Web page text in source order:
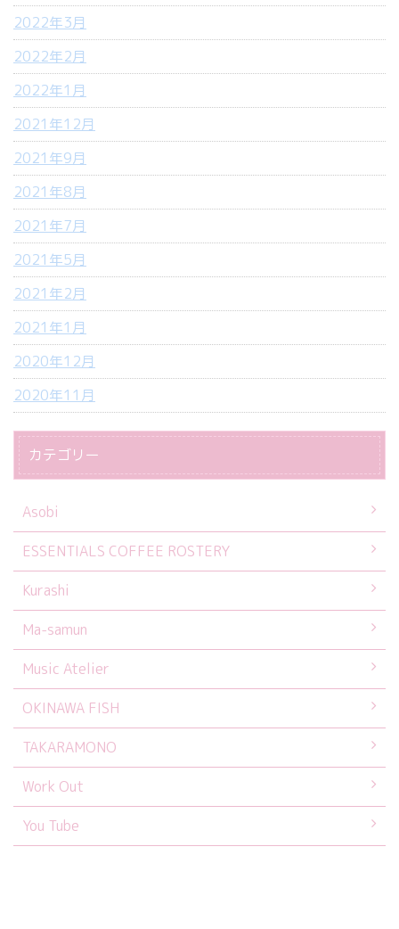
2022年3月
2022年2月
2022年1月
2021年12月
2021年9月
2021年8月
2021年7月
2021年5月
2021年2月
2021年1月
2020年12月
2020年11月
カテゴリー
Asobi
ESSENTIALS COFFEE ROSTERY
Kurashi
Ma-samun
Music Atelier
OKINAWA FISH
TAKARAMONO
Work Out
You Tube